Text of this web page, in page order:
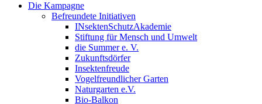
Die Kampagne
Befreundete Initiativen
INsektenSchutzAkademie
Stiftung für Mensch und Umwelt
die Summer e. V.
Zukunftsdörfer
Insektenfreude
Vogelfreundlicher Garten
Naturgarten e.V.
Bio-Balkon